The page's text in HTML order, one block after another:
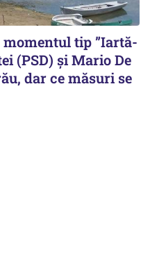
tip ”Iartă-
(PSD) și Mario De
dar ce măsuri se